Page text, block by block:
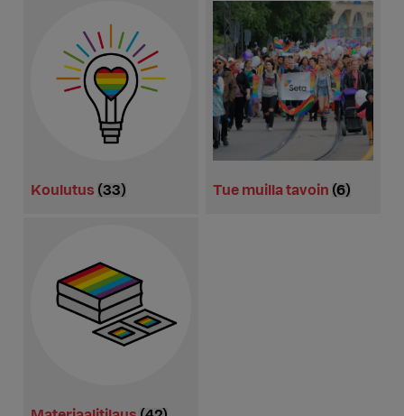
Koulutus (33) Tue muilla tavoin (6)